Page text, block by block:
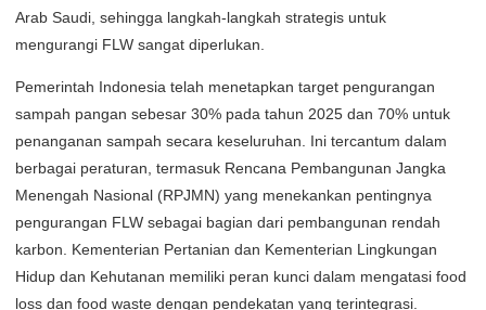
Arab Saudi, sehingga langkah-langkah strategis untuk
mengurangi FLW sangat diperlukan.
Pemerintah Indonesia telah menetapkan target pengurangan
sampah pangan sebesar 30% pada tahun 2025 dan 70% untuk
penanganan sampah secara keseluruhan. Ini tercantum dalam
berbagai peraturan, termasuk Rencana Pembangunan Jangka
Menengah Nasional (RPJMN) yang menekankan pentingnya
pengurangan FLW sebagai bagian dari pembangunan rendah
karbon. Kementerian Pertanian dan Kementerian Lingkungan
Hidup dan Kehutanan memiliki peran kunci dalam mengatasi food
loss dan food waste dengan pendekatan yang terintegrasi.